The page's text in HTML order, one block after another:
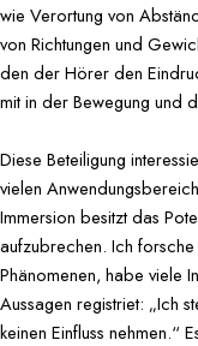
wie Verortung von
von Richtungen und
den der Hörer den
mit in der Bewegung und
Diese Beteiligung
vielen
Immersion besitzt das
aufzubrechen. Ich forsche
Phänomenen, habe viele
Aussagen registriet: „Ich
keinen Einfluss nehmen.“